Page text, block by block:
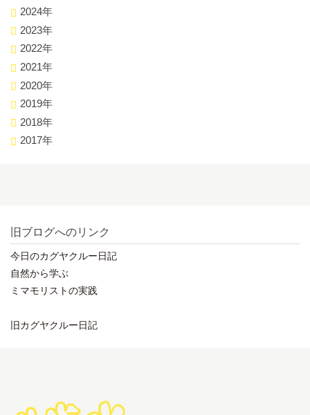
2024年
2023年
2022年
2021年
2020年
2019年
2018年
2017年
旧ブログへのリンク
今日のカグヤクルー日記
自然から学ぶ
ミマモリストの実践
旧カグヤクルー日記